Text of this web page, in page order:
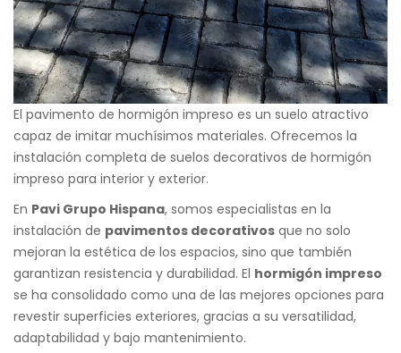
El pavimento de hormigón impreso es un suelo atractivo
capaz de imitar muchísimos materiales. Ofrecemos la
instalación completa de suelos decorativos de hormigón
impreso para interior y exterior.
En Pavi Grupo Hispana, somos especialistas en la
instalación de pavimentos decorativos que no solo
mejoran la estética de los espacios, sino que también
garantizan resistencia y durabilidad. El hormigón impreso
se ha consolidado como una de las mejores opciones para
revestir superficies exteriores, gracias a su versatilidad,
adaptabilidad y bajo mantenimiento.